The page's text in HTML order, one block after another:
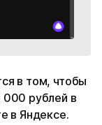
в том, чтобы
000 рублей в
в Яндексе.